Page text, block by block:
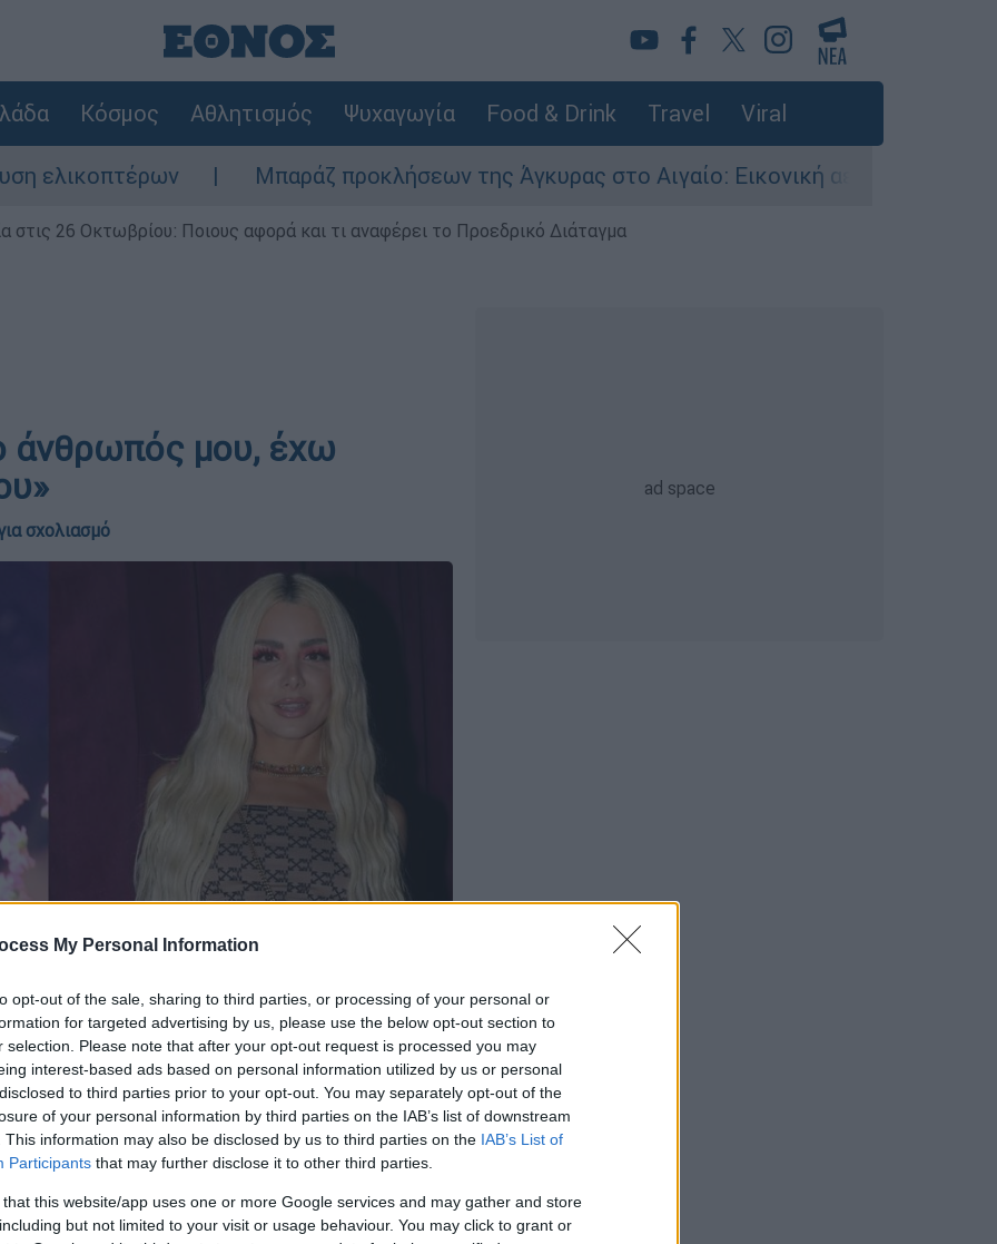
My Personal Information
opt-out of the sale, sharing to third parties, or processing of your personal or
for targeted advertising by us, please use the below opt-out section to
selection. Please note that after your opt-out request is processed you may
interest-based ads based on personal information utilized by us or personal
to third parties prior to your opt-out. You may separately opt-out of the
of your personal information by third parties on the IAB’s list of downstream
This information may also be disclosed by us to third parties on the IAB’s List of
Participants that may further disclose it to other third parties.
that this website/app uses one or more Google services and may gather and store
but not limited to your visit or usage behaviour. You may click to grant or
Κόσμος Αθλητισμός Ψυχαγωγία Food & Drink Travel Viral
Μπαράζ προκλήσεων της Άγκυρας στο Αιγαίο: Εικονική αερομαχία ανάμεσα σε
στις 26 Οκτωβρίου: Ποιους αφορά και τι αναφέρει το Προεδρικό Διάταγμα
άνθρωπός μου, έχω
σχολιασμό
το ΕΘΝΟΣ στη Google
Ζόζεφιν(Josephine) έγινε και η πρώτη